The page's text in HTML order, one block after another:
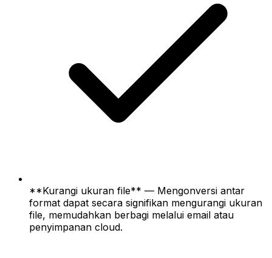
**Kurangi ukuran file** — Mengonversi antar
format dapat secara signifikan mengurangi ukuran
file, memudahkan berbagi melalui email atau
penyimpanan cloud.